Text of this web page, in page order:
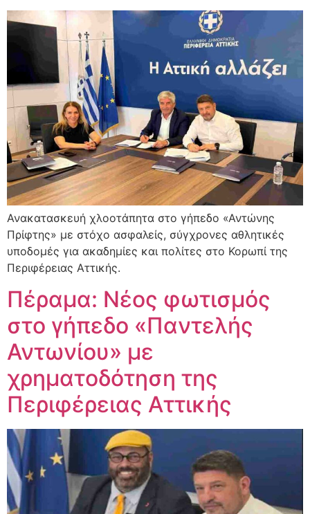
Ανακατασκευή χλοοτάπητα στο γήπεδο «Αντώνης
Πρίφτης» με στόχο ασφαλείς, σύγχρονες αθλητικές
υποδομές για ακαδημίες και πολίτες στο Κορωπί της
Περιφέρειας Αττικής.
Πέραμα: Νέος φωτισμός
στο γήπεδο «Παντελής
Αντωνίου» με
χρηματοδότηση της
Περιφέρειας Αττικής